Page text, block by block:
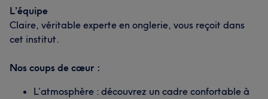
L’équipe
Claire, véritable experte en onglerie, vous reçoit dans
cet institut.
Nos coups de cœur :
L’atmosphère : découvrez un cadre confortable à